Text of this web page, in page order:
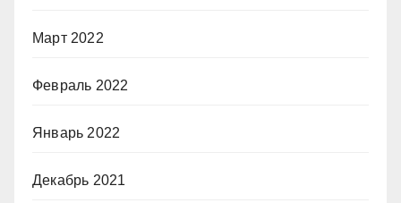
Март 2022
Февраль 2022
Январь 2022
Декабрь 2021